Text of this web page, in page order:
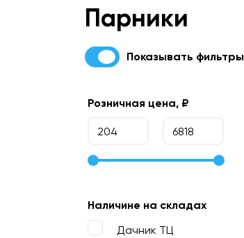
Парники
Показывать фильтры
Розничная цена, ₽
Наличине на складах
Дачник ТЦ